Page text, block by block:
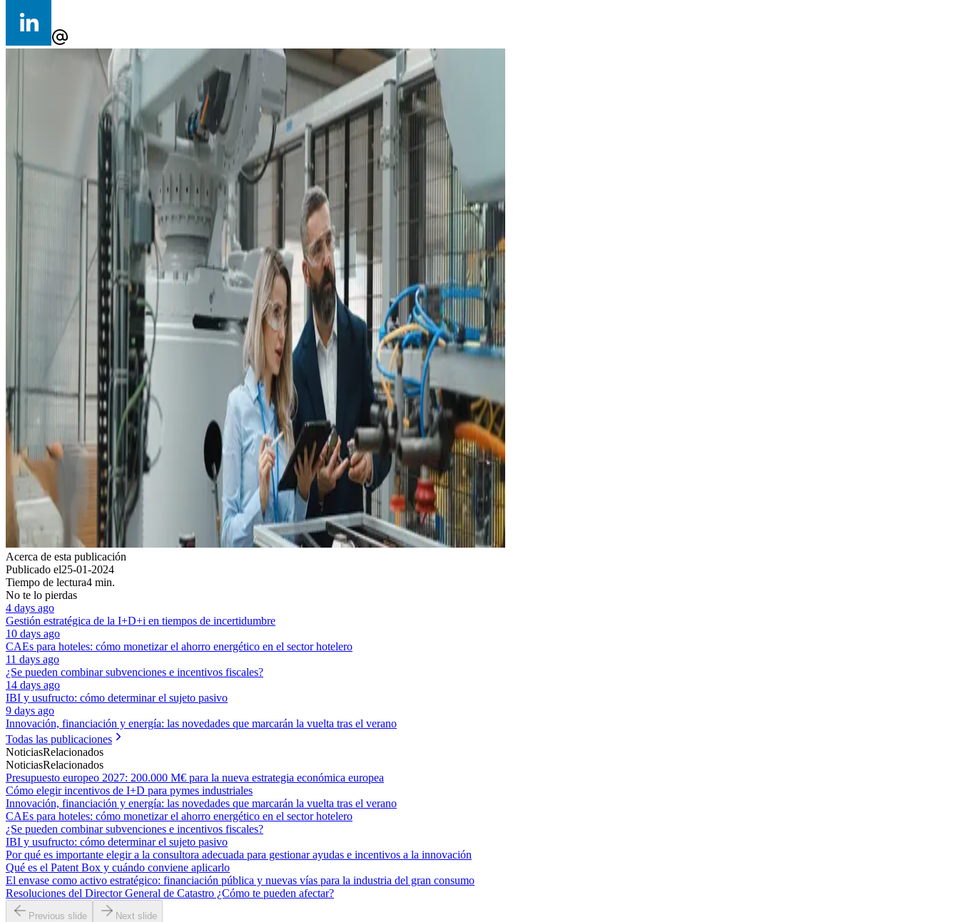
Acerca de esta publicación
Publicado el25-01-2024
Tiempo de lectura4 min.
No te lo pierdas
4 days ago
Gestión estratégica de la I+D+i en tiempos de incertidumbre
10 days ago
CAEs para hoteles: cómo monetizar el ahorro energético en el sector hotelero
11 days ago
¿Se pueden combinar subvenciones e incentivos fiscales?
14 days ago
IBI y usufructo: cómo determinar el sujeto pasivo
9 days ago
Innovación, financiación y energía: las novedades que marcarán la vuelta tras el verano
Todas las publicaciones
NoticiasRelacionados
NoticiasRelacionados
Presupuesto europeo 2027: 200.000 M€ para la nueva estrategia económica europea
Cómo elegir incentivos de I+D para pymes industriales
Innovación, financiación y energía: las novedades que marcarán la vuelta tras el verano
CAEs para hoteles: cómo monetizar el ahorro energético en el sector hotelero
¿Se pueden combinar subvenciones e incentivos fiscales?
IBI y usufructo: cómo determinar el sujeto pasivo
Por qué es importante elegir a la consultora adecuada para gestionar ayudas e incentivos a la innovación
Qué es el Patent Box y cuándo conviene aplicarlo
El envase como activo estratégico: financiación pública y nuevas vías para la industria del gran consumo
Resoluciones del Director General de Catastro ¿Cómo te pueden afectar?
Previous slide Next slide